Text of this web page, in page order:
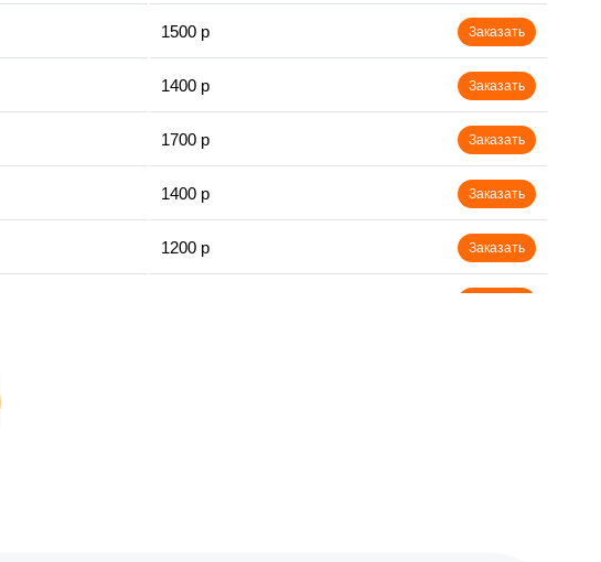
1500 р Заказать
1400 р Заказать
1700 р Заказать
1400 р Заказать
1200 р Заказать